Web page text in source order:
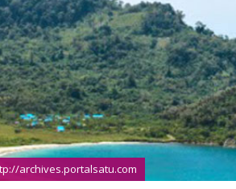
archives.portalsatu.com